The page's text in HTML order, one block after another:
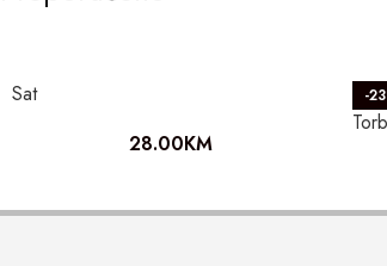
Sat
28.00KM
-